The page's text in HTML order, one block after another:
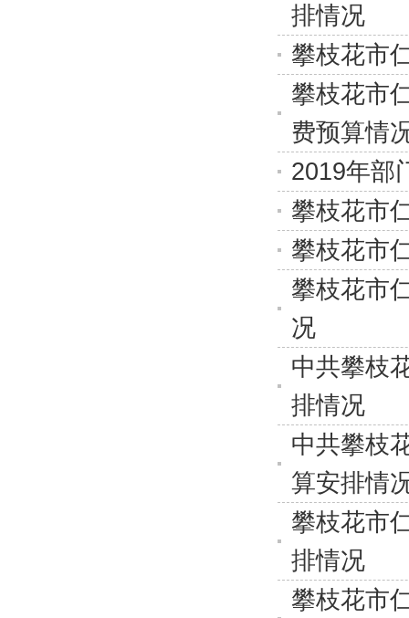
排情况
攀枝花市
攀枝花市
费预算情
2019年部
攀枝花市
攀枝花市
攀枝花市
况
中共攀枝
排情况
中共攀枝
算安排情
攀枝花市
排情况
攀枝花市